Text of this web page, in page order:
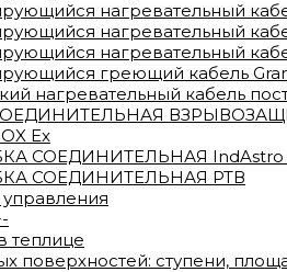
нагревательный
нагревательный
нагревательный
греющий кабель
нагревательный кабель
Еx
СОЕДИНИТЕЛЬНАЯ IndAstro
СОЕДИНИТЕЛЬНАЯ РТВ
-
теплице
поверхностей: ступени,